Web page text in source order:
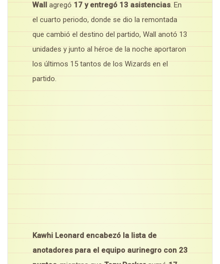
Wall
agregó 17 y entregó 13 asistencias. En
el cuarto periodo, donde se dio la remontada
que cambió el destino del partido, Wall anotó 13
unidades y junto al héroe de la noche aportaron
los últimos 15 tantos de los Wizards en el
partido.
Kawhi Leonard encabezó la lista de
anotadores para el equipo aurinegro con 23